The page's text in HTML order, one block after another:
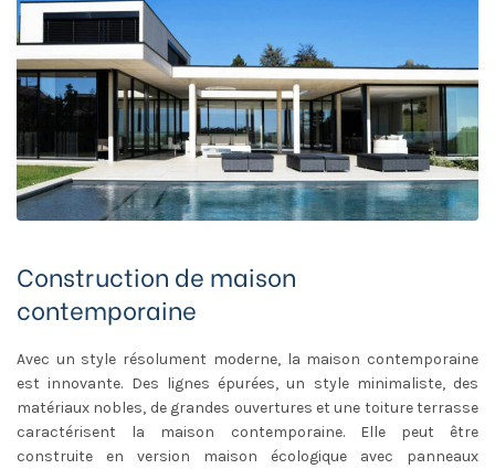
Construction de maison
contemporaine
Avec un style résolument moderne, la maison contemporaine
est innovante. Des lignes épurées, un style minimaliste, des
matériaux nobles, de grandes ouvertures et une toiture terrasse
caractérisent la maison contemporaine. Elle peut être
construite en version maison écologique avec panneaux